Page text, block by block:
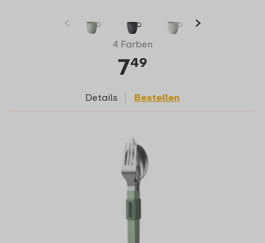
4 Farben
749
Details Bestellen